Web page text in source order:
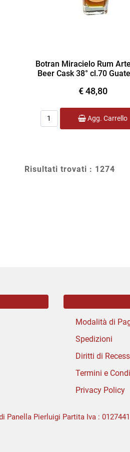
Botran Miracielo Rum
Beer Cask 38° cl.70
€ 48,80
Quantità
Agg. Carrello
Risultati trovati : 1274
Modalità di
Spedizioni
Diritti di
Termini e
Privacy Policy
Panella Pierluigi Partita Iva :